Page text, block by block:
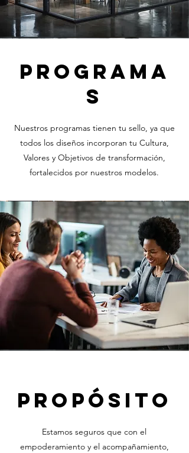
programa
s
Nuestros programas tienen tu sello, ya que
todos los diseños incorporan tu Cultura,
Valores y Objetivos de transformación,
fortalecidos por nuestros modelos.
propósito
Estamos seguros que con el
empoderamiento y el acompañamiento,